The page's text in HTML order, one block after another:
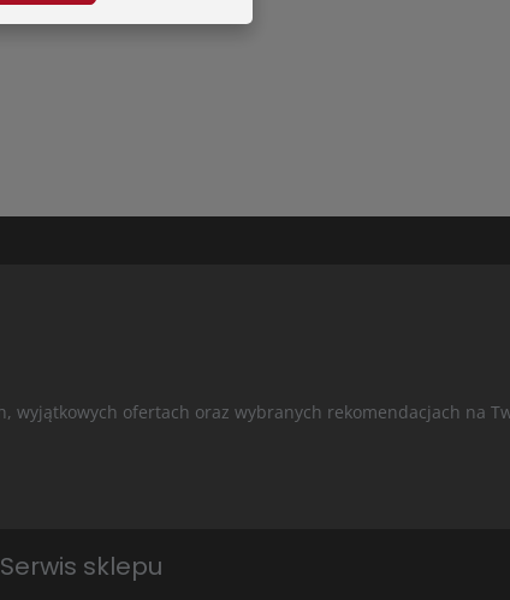
ofertach oraz wybranych rekomendacjach na
Serwis sklepu